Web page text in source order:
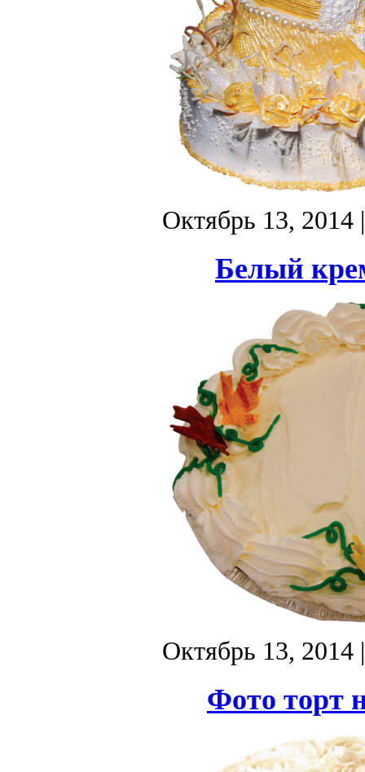
Октябрь 13, 2014
Белый
Октябрь 13, 2014
Фото торт